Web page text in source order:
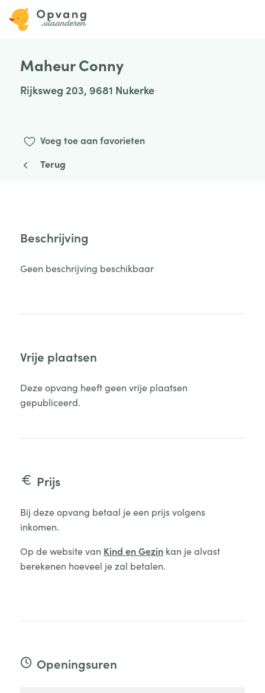
Maheur Conny
Rijksweg 203, 9681 Nukerke
Voeg toe aan favorieten
Terug
Beschrijving
Geen beschrijving beschikbaar
Vrije plaatsen
Deze opvang heeft geen vrije plaatsen
gepubliceerd.
Prijs
Bij deze opvang betaal je een prijs volgens
inkomen.
Op de website van Kind en Gezinkan je alvast
berekenen hoeveel je zal betalen.
Openingsuren